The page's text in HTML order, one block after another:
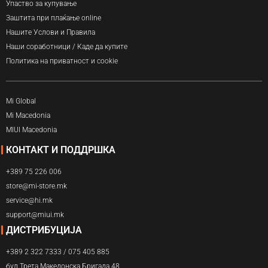
Упаство за купување
Заштита при плаќање online
Нашите Услови и Правила
Наши соработници / Каде да купите
Политика на приватност и cookie
Mi Global
Mi Macedonia
MIUI Macedonia
КОНТАКТ И ПОДДРШКА
+389 75 226 006
store@mi-store.mk
service@hi.mk
support@miui.mk
ДИСТРИБУЦИЈА
+389 2 322 7333 / 075 405 885